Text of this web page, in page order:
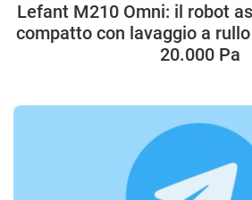
Lefant M210 Omni: il robot
compatto con lavaggio a
20.000 Pa